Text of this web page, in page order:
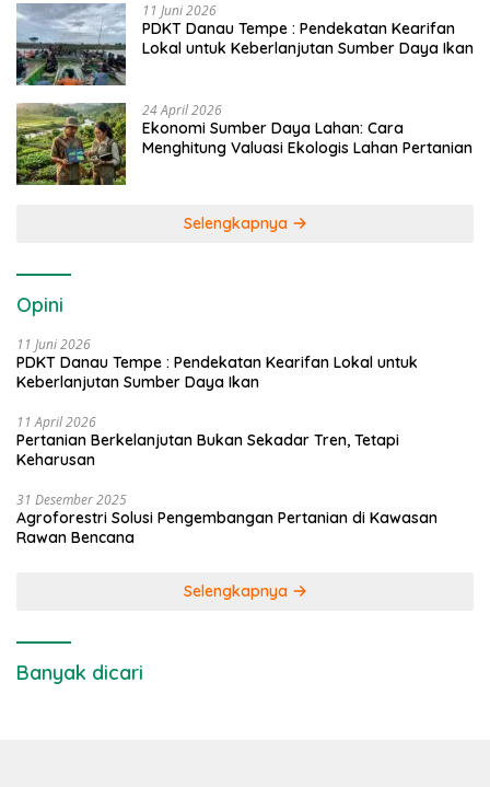
11 Juni 2026
PDKT Danau Tempe : Pendekatan Kearifan
Lokal untuk Keberlanjutan Sumber Daya Ikan
24 April 2026
Ekonomi Sumber Daya Lahan: Cara
Menghitung Valuasi Ekologis Lahan Pertanian
Selengkapnya
Opini
11 Juni 2026
PDKT Danau Tempe : Pendekatan Kearifan Lokal untuk
Keberlanjutan Sumber Daya Ikan
11 April 2026
Pertanian Berkelanjutan Bukan Sekadar Tren, Tetapi
Keharusan
31 Desember 2025
Agroforestri Solusi Pengembangan Pertanian di Kawasan
Rawan Bencana
Selengkapnya
Banyak dicari